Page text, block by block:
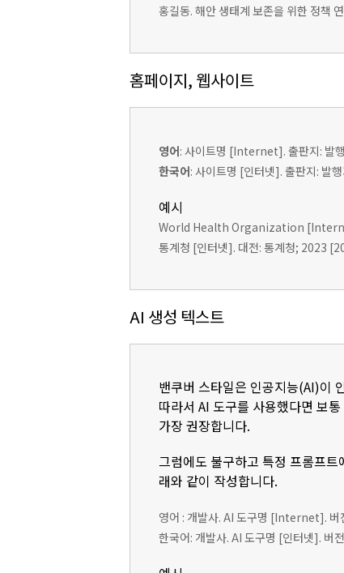
홍길동. 해안 생태계 보존을 위한 정책
홈페이지, 웹사이트
영어: 사이트명 [Internet]. 출판지: 발
한국어: 사이트명 [인터넷]. 출판지: 발
예시
World Health Organization
통계청 [인터넷]. 대전: 통계청; 2023
AI 생성 텍스트
밴쿠버 스타일은 인공지능(AI)이
따라서 AI 도구를 사용했다면 보
가장 권장합니다.
그럼에도 불구하고 특정 프롬프
래와 같이 작성합니다.
영어 : 개발사. AI 도구명 [Internet].
한국어: 개발사. AI 도구명 [인터넷]. 버